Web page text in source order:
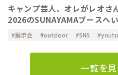
キャンプ芸人、オレがレオさんが
2026のSUNAYAMAブースへ
展示会 outdoor SNS
一覧を